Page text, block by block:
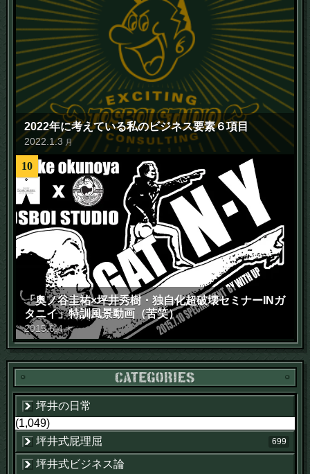
2022年に考えている私のビジネス要素６項目
2022 1.3 月
10
「奥ノ谷圭祐×坪井秀樹・独自化超破壊セミナーINガ
タニイ」特訓風景動画（苦笑）
2015.6.4 木
坪井の日常
(1,049)
坪井式屁理屈
699
坪井式ビジネス論